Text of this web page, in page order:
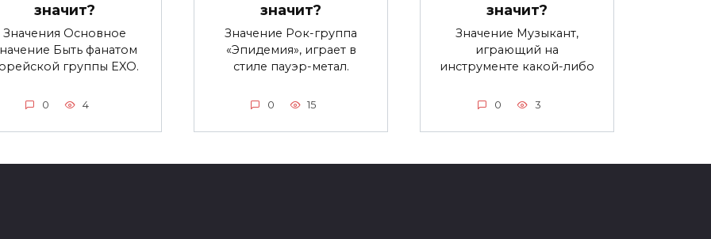
значит?
Значения Основное
Быть фанатом
группы EXO.
0 4
значит?
Значение Рок-группа
«Эпидемия», играет в
стиле пауэр-метал.
0 15
значит?
Значение Музыкант,
играющий на
инструменте какой-либо
0 3